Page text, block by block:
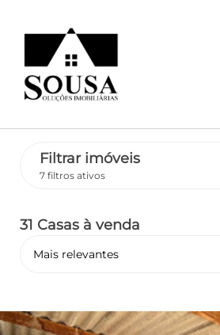
Filtrar imóveis
7 filtros ativos
31 Casas à venda
Mais relevantes